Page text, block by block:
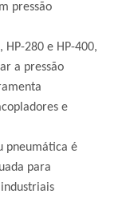
pressão
HP-280 e HP-400,
a pressão
e
pneumática é
para